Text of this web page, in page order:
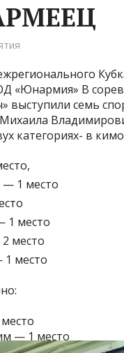
«Юнармия» В
семь
категориях- в
1 место
1 место
место
место
— 1 место